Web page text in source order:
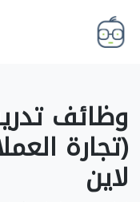
وظائف
(تجارة
لاين ‎